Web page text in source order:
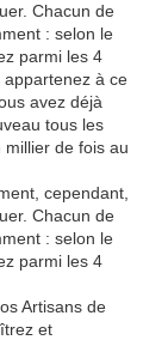
Chacun de
: selon le
parmi les 4
appartenez à ce
avez déjà
tous les
millier de fois au
cependant,
Chacun de
: selon le
parmi les 4
Artisans de
et